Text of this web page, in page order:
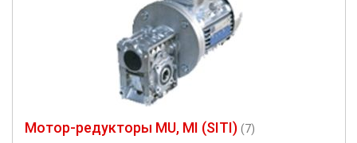
Мотор-редукторы MU, MI (SITI) (7)